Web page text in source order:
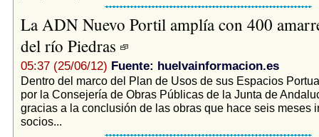
La ADN Nuevo Portil amplía con 400
del río Piedras
05:37 (25/06/12) Fuente: huelvainformacion.es
Dentro del marco del Plan de Usos de sus Espacios
por la Consejería de Obras Públicas de la Junta de
gracias a la conclusión de las obras que hace seis meses
socios...